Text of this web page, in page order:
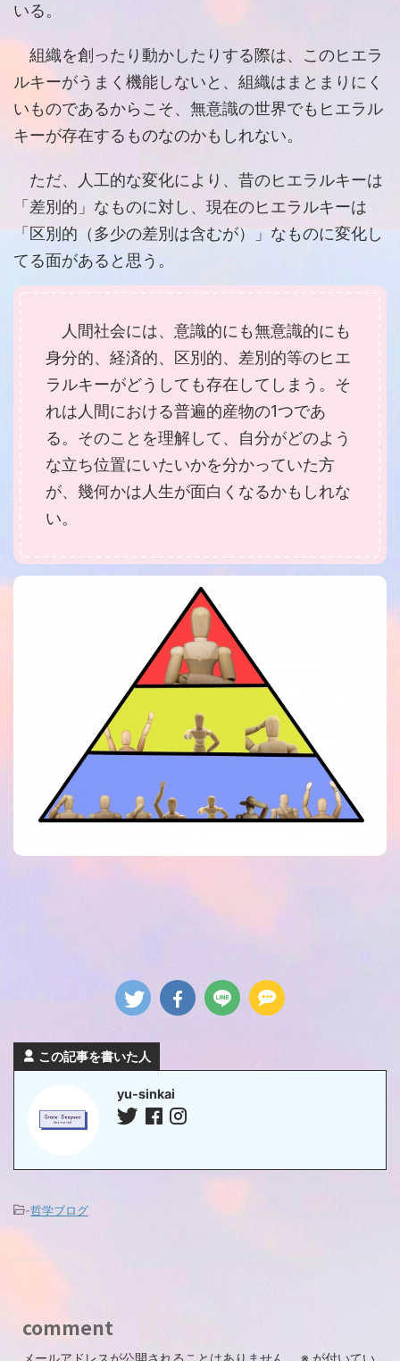
いる。
組織を創ったり動かしたりする際は、このヒエラ
ルキーがうまく機能しないと、組織はまとまりにく
いものであるからこそ、無意識の世界でもヒエラル
キーが存在するものなのかもしれない。
ただ、人工的な変化により、昔のヒエラルキーは
「差別的」なものに対し、現在のヒエラルキーは
「区別的（多少の差別は含むが）」なものに変化し
てる面があると思う。
人間社会には、意識的にも無意識的にも
身分的、経済的、区別的、差別的等のヒエ
ラルキーがどうしても存在してしまう。そ
れは人間における普遍的産物の1つであ
る。そのことを理解して、自分がどのよう
な立ち位置にいたいかを分かっていた方
が、幾何かは人生が面白くなるかもしれな
い。
この記事を書いた人
yu-sinkai
-哲学ブログ
comment
メールアドレスが公開されることはありません。 ※ が付いてい